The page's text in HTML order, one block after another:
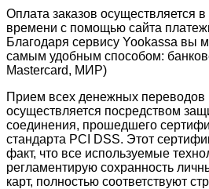
Оплата заказов осуществляется
времени с помощью сайта
Благодаря сервису Yookassa вы
самым удобным способом:
Mastercard, МИР)
Прием всех денежных переводов
осуществляется посредством
соединения, прошедшего
стандарта PCI DSS. Этот
факт, что все используемые
регламентирую сохранность
карт, полностью соответствуют